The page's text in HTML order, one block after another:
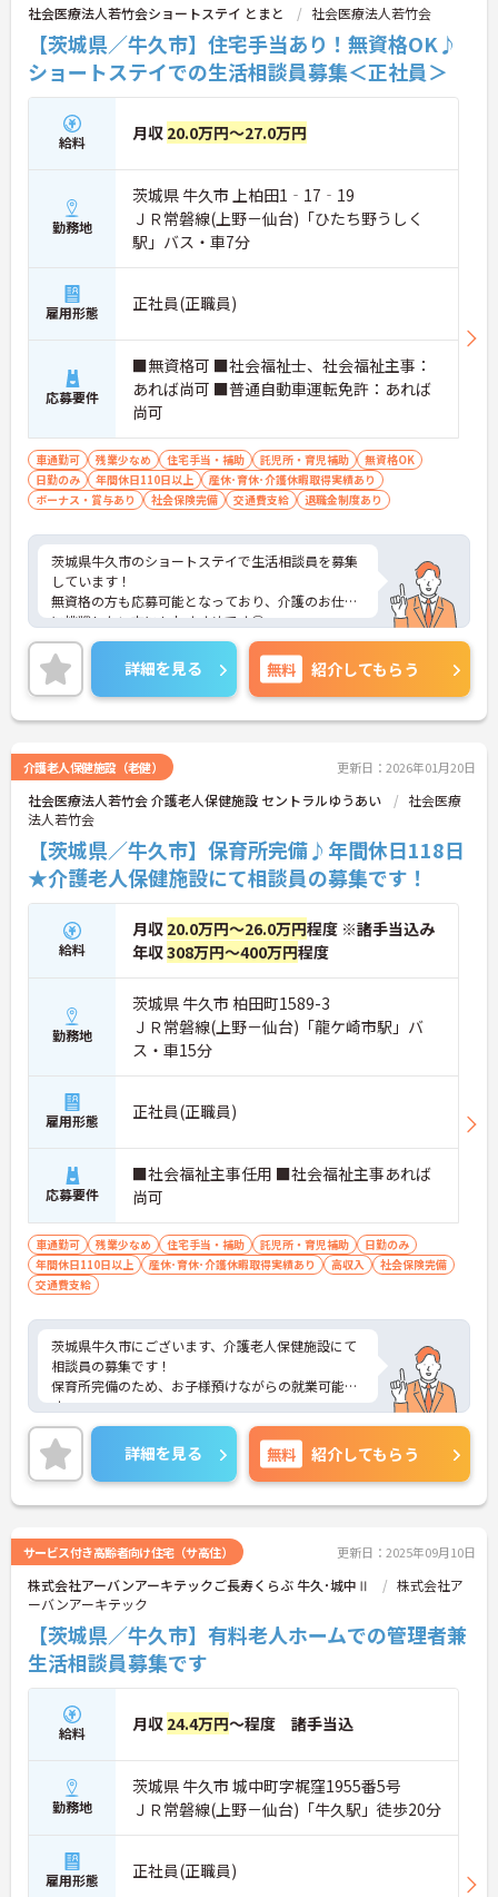
社会医療法人若竹会ショートステイ とまと 社会医療法人若竹会
【茨城県／牛久市】住宅手当あり！無資格OK♪
ショートステイでの生活相談員募集＜正社員＞
給料 月収 20.0万円～27.0万円
勤務地
茨城県 牛久市 上柏田1‐17‐19
ＪＲ常磐線(上野－仙台)「ひたち野うしく
駅」バス・車7分
雇用形態 正社員(正職員)
応募要件
■無資格可 ■社会福祉士、社会福祉主事：
あれば尚可 ■普通自動車運転免許：あれば
尚可
車通勤可 残業少なめ 住宅手当・補助 託児所・育児補助
無資格OK
日勤のみ
年間休日110日以上
産休･育休･介護休暇取得実績あり
ボーナス・賞与あり
社会保険完備 交通費支給 退職金制度あり
茨城県牛久市のショートステイで生活相談員を募集
しています！
無資格の方も応募可能となっており、介護のお仕事
に挑戦したい方にもおすすめです◎
利用可能な託児所や育児・介護休業や、看護休暇の
取得実績がある等ライフスタイルが変わっても長期
的に働ける制度が整っているのも嬉しいポイントで
す♪
ご興味のある方は、面接のポイントをお伝えします
詳細を見る 無料 紹介してもらう
介護老人保健施設（老健） 更新日：2026年01月20日
社会医療法人若竹会 介護老人保健施設 セントラルゆうあい
社会医療
法人若竹会
【茨城県／牛久市】保育所完備♪年間休日118日
★介護老人保健施設にて相談員の募集です！
給料
月収 20.0万円～26.0万円程度 ※諸手当込み
年収308万円～400万円程度
勤務地
茨城県 牛久市 柏田町1589-3
ＪＲ常磐線(上野－仙台)「龍ケ崎市駅」バ
ス・車15分
雇用形態 正社員(正職員)
応募要件
■社会福祉主事任用 ■社会福祉主事あれば
尚可
車通勤可 残業少なめ 住宅手当・補助 託児所・育児補助
日勤のみ
年間休日110日以上
産休･育休･介護休暇取得実績あり 高収入
社会保険完備
交通費支給
茨城県牛久市にございます、介護老人保健施設にて
相談員の募集です！
保育所完備のため、お子様預けながらの就業可能で
す。
また、年間休日118日ございますため、お休みもし
っかり取れる環境になります！
ご興味のある方は、マイナビ介護職までお問い合わ
せください。
詳細を見る 無料 紹介してもらう
サービス付き高齢者向け住宅（サ高住） 更新日：2025年09月10日
株式会社アーバンアーキテックご長寿くらぶ 牛久･城中Ⅱ
株式会社ア
ーバンアーキテック
【茨城県／牛久市】有料老人ホームでの管理者兼
生活相談員募集です
給料 月収 24.4万円～程度 諸手当込
勤務地
茨城県 牛久市 城中町字梶窪1955番5号
ＪＲ常磐線(上野－仙台)「牛久駅」徒歩20分
雇用形態 正社員(正職員)